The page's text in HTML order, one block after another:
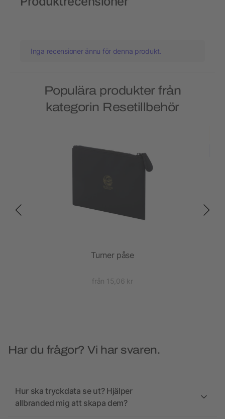
Inga recensioner ännu för denna produkt.
Populära produkter från
kategorin Resetillbehör
Turner påse
från 15,06 kr
Har du frågor? Vi har svaren.
Hur ska tryckdata se ut? Hjälper
allbranded mig att skapa dem?